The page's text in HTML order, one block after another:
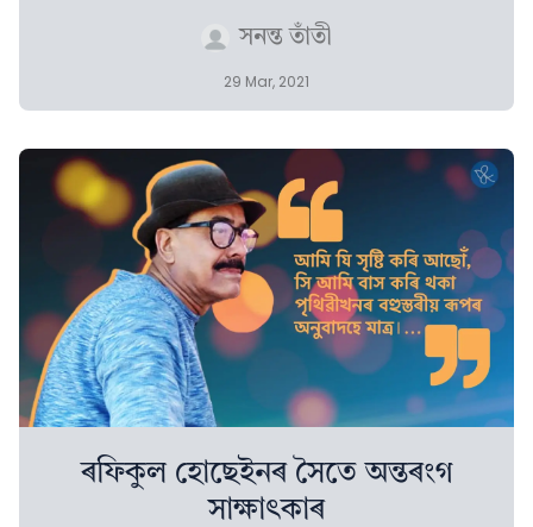
সনন্ত তাঁতী
29 Mar, 2021
ৰফিকুল হোছেইনৰ সৈতে অন্তৰংগ
সাক্ষাৎকাৰ